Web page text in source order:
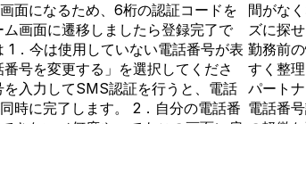
面になるため、6桁の認証コードを
画面に遷移しましたら登録完了で
1．今は使用していない電話番号が表
号を変更する」を選択してくださ
入力してSMS認証を行うと、電話
時に完了します。 2．自分の電話番
きない／何度やってもこの画面に戻
間がな
ズに探
勤務前
すく整
パート
電話番
の軽微